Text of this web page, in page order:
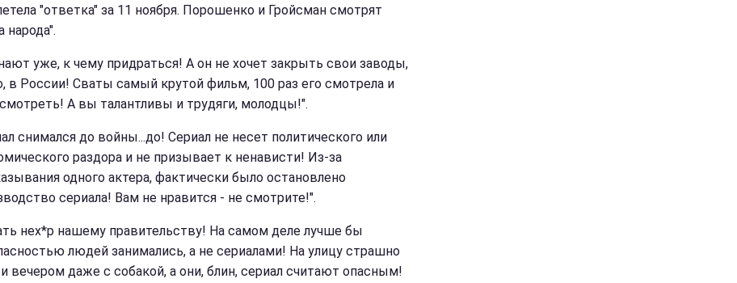
"ответка" за 11 ноября. Порошенко и Гройсман смотрят
народа".
уже, к чему придраться! А он не хочет закрыть свои заводы,
в России! Сваты самый крутой фильм, 100 раз его смотрела и
А вы талантливы и трудяги, молодцы!".
снимался до войны...до! Сериал не несет политического или
раздора и не призывает к ненависти! Из-за
одного актера, фактически было остановлено
сериала! Вам не нравится - не смотрите!".
нех*р нашему правительству! На самом деле лучше бы
людей занимались, а не сериалами! На улицу страшно
вечером даже с собакой, а они, блин, сериал считают опасным!